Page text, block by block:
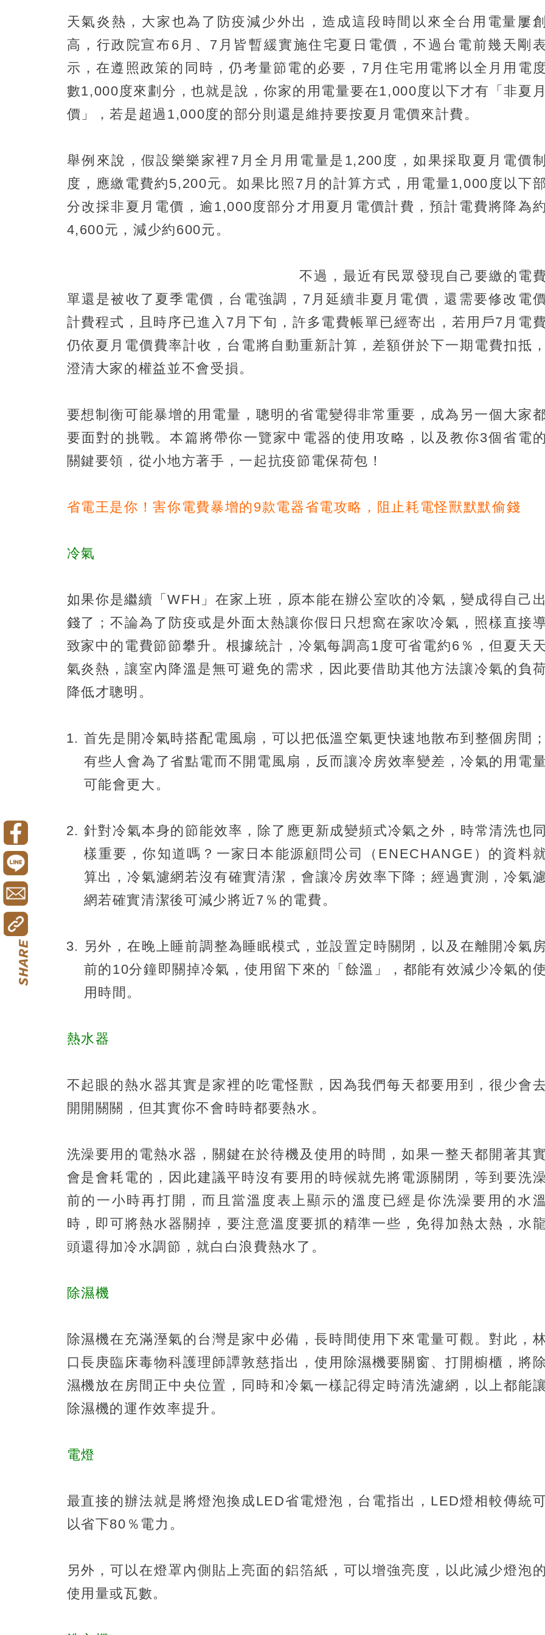
天氣炎熱，大家也為了防疫減少外出，造成這段時間以來全台用電量屢創
高，行政院宣布6月、7月皆暫緩實施住宅夏日電價，不過台電前幾天剛表
示，在遵照政策的同時，仍考量節電的必要，7月住宅用電將以全月用電度
數1,000度來劃分，也就是說，你家的用電量要在1,000度以下才有「非夏月
價」，若是超過1,000度的部分則還是維持要按夏月電價來計費。
舉例來說，假設樂樂家裡7月全月用電量是1,200度，如果採取夏月電價制
度，應繳電費約5,200元。如果比照7月的計算方式，用電量1,000度以下部
分改採非夏月電價，逾1,000度部分才用夏月電價計費，預計電費將降為約
4,600元，減少約600元。
不過，最近有民眾發現自己要繳的電費
單還是被收了夏季電價，台電強調，7月延續非夏月電價，還需要修改電價
計費程式，且時序已進入7月下旬，許多電費帳單已經寄出，若用戶7月電費
仍依夏月電價費率計收，台電將自動重新計算，差額併於下一期電費扣抵，
澄清大家的權益並不會受損。
要想制衡可能暴增的用電量，聰明的省電變得非常重要，成為另一個大家
要面對的挑戰。本篇將帶你一覽家中電器的使用攻略，以及教你3個省電的
關鍵要領，從小地方著手，一起抗疫節電保荷包！
省電王是你！害你電費暴增的9款電器省電攻略，阻止耗電怪獸默默偷錢
冷氣
如果你是繼續「WFH」在家上班，原本能在辦公室吹的冷氣，變成得自己出
錢了；不論為了防疫或是外面太熱讓你假日只想窩在家吹冷氣，照樣直接導
致家中的電費節節攀升。根據統計，冷氣每調高1度可省電約6％，但夏天天
氣炎熱，讓室內降溫是無可避免的需求，因此要借助其他方法讓冷氣的負荷
降低才聰明。
首先是開冷氣時搭配電風扇，可以把低溫空氣更快速地散布到整個房間；
有些人會為了省點電而不開電風扇，反而讓冷房效率變差，冷氣的用電量
可能會更大。
針對冷氣本身的節能效率，除了應更新成變頻式冷氣之外，時常清洗也同
樣重要，你知道嗎？一家日本能源顧問公司（ENECHANGE）的資料
算出，冷氣濾網若沒有確實清潔，會讓冷房效率下降；經過實測，冷氣濾
網若確實清潔後可減少將近7％的電費。
另外，在晚上睡前調整為睡眠模式，並設置定時關閉，以及在離開冷氣房
前的10分鐘即關掉冷氣，使用留下來的「餘溫」，都能有效減少冷氣的使
用時間。
熱水器
不起眼的熱水器其實是家裡的吃電怪獸，因為我們每天都要用到，很少會去
開開關關，但其實你不會時時都要熱水。
洗澡要用的電熱水器，關鍵在於待機及使用的時間，如果一整天都開著其實
會是會耗電的，因此建議平時沒有要用的時候就先將電源關閉，等到要洗澡
前的一小時再打開，而且當溫度表上顯示的溫度已經是你洗澡要用的水溫
時，即可將熱水器關掉，要注意溫度要抓的精準一些，免得加熱太熱，水龍
頭還得加冷水調節，就白白浪費熱水了。
除濕機
除濕機在充滿溼氣的台灣是家中必備，長時間使用下來電量可觀。對此，林
口長庚臨床毒物科護理師譚敦慈指出，使用除濕機要關窗、打開櫥櫃，將除
濕機放在房間正中央位置，同時和冷氣一樣記得定時清洗濾網，以上都能讓
除濕機的運作效率提升。
電燈
最直接的辦法就是將燈泡換成LED省電燈泡，台電指出，LED燈相較傳統可
以省下80％電力。
另外，可以在燈罩內側貼上亮面的鋁箔紙，可以增強亮度，以此減少燈泡的
使用量或瓦數。